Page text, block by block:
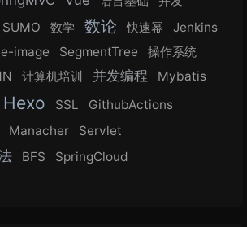
SUMO 数学 数论 快速幂
Jenkins
image SegmentTree
操作系统
计算机培训 并发编程
Mybatis
Hexo SSL GithubActions
Manacher Servlet
BFS
SpringCloud